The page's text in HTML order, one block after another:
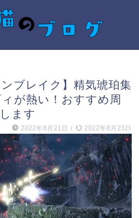
ンブレイク】精気琥珀集
が熱い！おすすめ周
ます
2022年8月21日 / 2022年8月23日